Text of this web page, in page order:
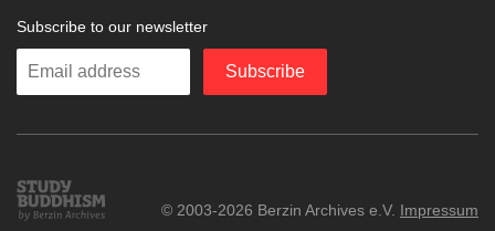
Subscribe to our newsletter
Enter
Subscribe
Study
Buddhism
© 2003-2026 Berzin Archives e.V. Impressum